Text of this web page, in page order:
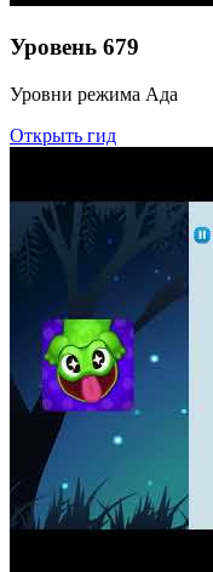
Уровень 679
Уровни режима Ада
Открыть гид